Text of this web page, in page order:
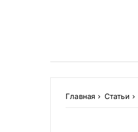
Главная Статьи